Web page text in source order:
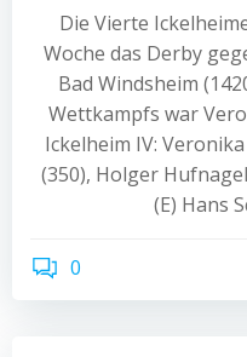
Die Vierte
Woche das Derby
Bad Windsheim
Wettkampfs war
Ickelheim IV:
(350), Holger
(E) Hans
0